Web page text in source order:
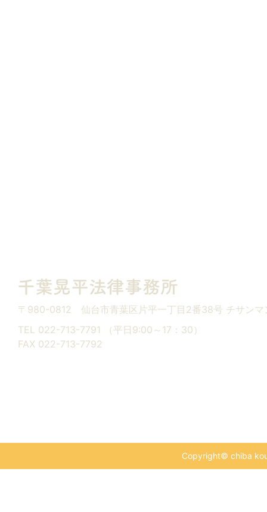
〒980-0812 仙台市青葉区片平一丁目2番38号 チサン
TEL 022-713-7791 （平日9:00～17：30）
FAX 022-713-7792
Copyright© chiba